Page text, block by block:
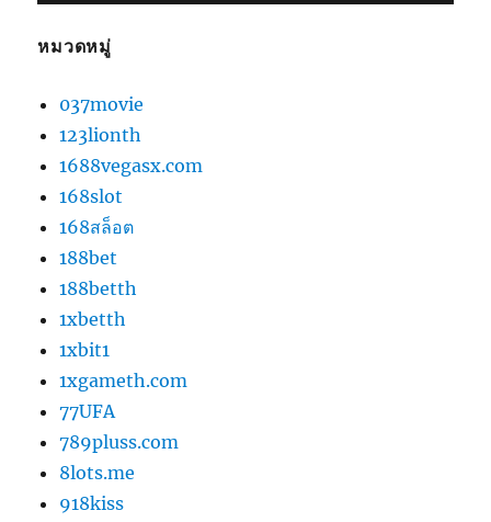
หมวดหมู่
037movie
123lionth
1688vegasx.com
168slot
168สล็อต
188bet
188betth
1xbetth
1xbit1
1xgameth.com
77UFA
789pluss.com
8lots.me
918kiss